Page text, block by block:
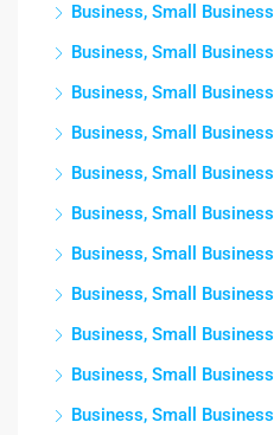
Business, Small Business
Business, Small Business
Business, Small Business
Business, Small Business
Business, Small Business
Business, Small Business
Business, Small Business
Business, Small Business
Business, Small Business
Business, Small Business
Business, Small Business